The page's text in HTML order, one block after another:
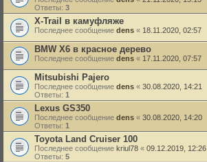
Ответы: 3
X-Trail в камуфляже
Последнее сообщение dens « 18.11.2020, 02:57
BMW X6 в красное дерево
Последнее сообщение dens « 17.11.2020, 07:57
Mitsubishi Pajero
Последнее сообщение dens « 30.08.2020, 14:21
Ответы: 1
Lexus GS350
Последнее сообщение dens « 30.08.2020, 14:20
Ответы: 1
Toyota Land Cruiser 100
Последнее сообщение kriul78 « 09.12.2019, 12:26
Ответы: 5